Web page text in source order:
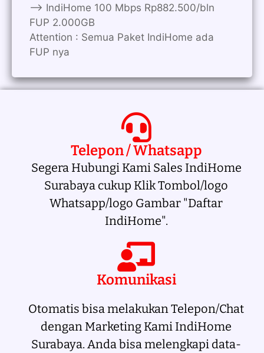
——> IndiHome 100 Mbps Rp882.500/bln
FUP 2.000GB
Attention : Semua Paket IndiHome ada
FUP nya
Telepon / Whatsapp
Segera Hubungi Kami Sales IndiHome
Surabaya cukup Klik Tombol/logo
Whatsapp/logo Gambar "Daftar
IndiHome".
Komunikasi
Otomatis bisa melakukan Telepon/Chat
dengan Marketing Kami IndiHome
Surabaya. Anda bisa melengkapi data-